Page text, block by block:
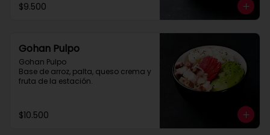
$9.500
Gohan Pulpo
Gohan Pulpo
Base de arroz, palta, queso crema y
fruta de la estación.
$10.500